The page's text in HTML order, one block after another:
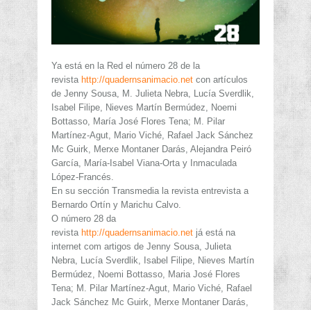
Ya está en la Red el número 28 de la
revista http://quadernsanimacio.net con artículos
de Jenny Sousa, M. Julieta Nebra, Lucía Sverdlik,
Isabel Filipe, Nieves Martín Bermúdez, Noemi
Bottasso, María José Flores Tena; M. Pilar
Martínez-Agut, Mario Viché, Rafael Jack Sánchez
Mc Guirk, Merxe Montaner Darás, Alejandra Peiró
García, María-Isabel Viana-Orta y Inmaculada
López-Francés.
En su sección Transmedia la revista entrevista a
Bernardo Ortín y Marichu Calvo.
O número 28 da
revista http://quadernsanimacio.net já está na
internet com artigos de Jenny Sousa, Julieta
Nebra, Lucía Sverdlik, Isabel Filipe, Nieves Martín
Bermúdez, Noemi Bottasso, Maria José Flores
Tena; M. Pilar Martínez-Agut, Mario Viché, Rafael
Jack Sánchez Mc Guirk, Merxe Montaner Darás,